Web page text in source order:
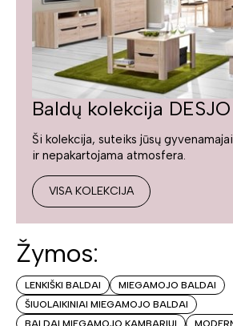
Baldų kolekcija DESJO
Ši kolekcija, suteiks jūsų
ir nepakartojama atmosfera.
VISA KOLEKCIJA
Žymos:
LENKIŠKI BALDAI
MIEGAMOJO BALDAI
ŠIUOLAIKINIAI MIEGAMOJO BALDAI